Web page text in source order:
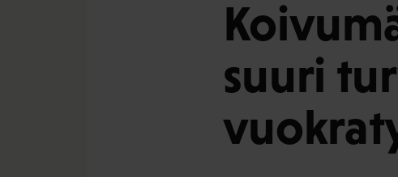
suuri